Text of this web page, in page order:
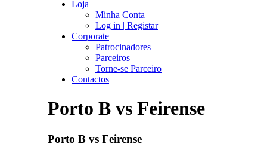
Loja
Minha Conta
Log in | Registar
Corporate
Patrocinadores
Parceiros
Torne-se Parceiro
Contactos
Porto B vs Feirense
Porto B vs Feirense